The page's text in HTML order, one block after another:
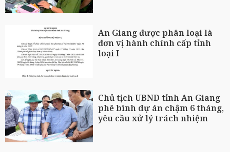
An Giang được phân loại là
đơn vị hành chính cấp tỉnh
loại I
Chủ tịch UBND tỉnh An Giang
phê bình dự án chậm 6 tháng,
yêu cầu xử lý trách nhiệm